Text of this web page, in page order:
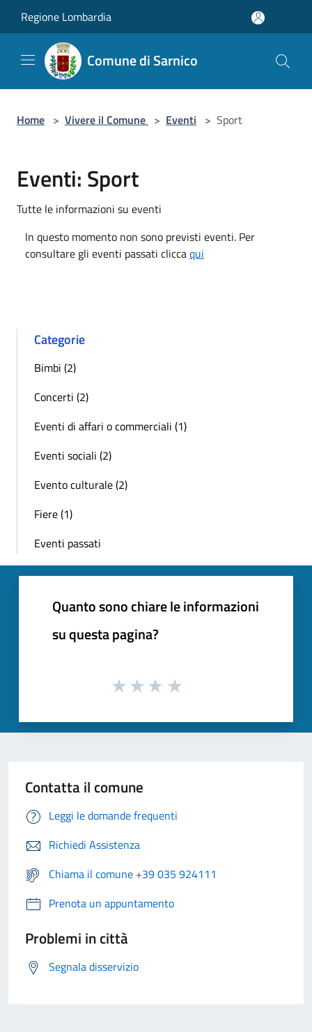
Regione Lombardia
Comune di Sarnico
Home > Vivere il Comune > Eventi > Sport
Eventi: Sport
Tutte le informazioni su eventi
In questo momento non sono previsti eventi. Per
consultare gli eventi passati cliccaqui
Categorie
Bimbi (2)
Concerti (2)
Eventi di affari o commerciali (1)
Eventi sociali (2)
Evento culturale (2)
Fiere (1)
Eventi passati
Quanto sono chiare le informazioni
su questa pagina?
Contatta il comune
Leggi le domande frequenti
Richiedi Assistenza
Chiama il comune +39 035 924111
Prenota un appuntamento
Problemi in città
Segnala disservizio